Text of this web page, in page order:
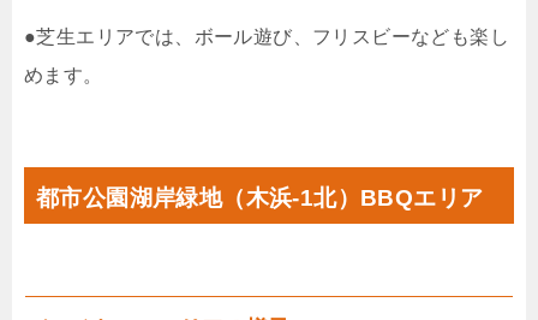
●芝生エリアでは、ボール遊び、フリスビーなども楽し
めます。
都市公園湖岸緑地（木浜-1北）BBQエリア